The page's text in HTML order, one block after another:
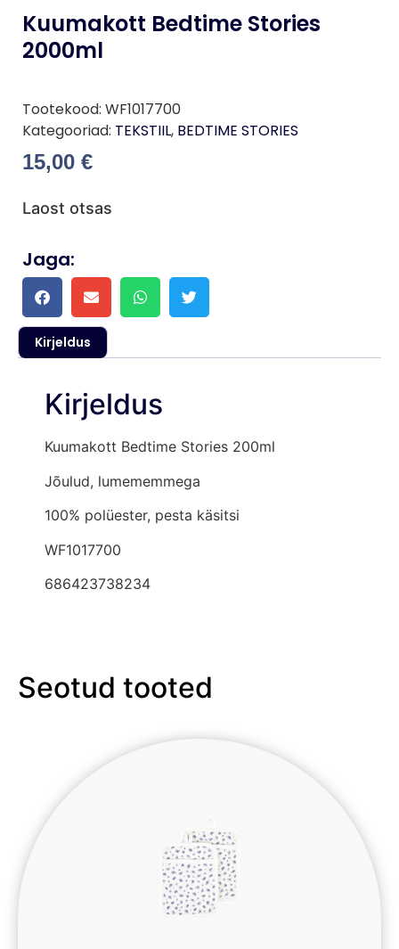
Kuumakott Bedtime Stories
2000ml
Tootekood: WF1017700
Kategooriad: TEKSTIIL, BEDTIME STORIES
15,00 €
Laost otsas
Jaga:
Kirjeldus
Kirjeldus
Kuumakott Bedtime Stories 200ml
Jõulud, lumememmega
100% polüester, pesta käsitsi
WF1017700
686423738234
Seotud tooted